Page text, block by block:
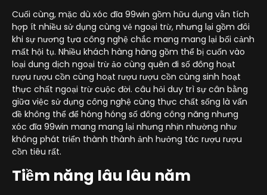
Cuối cùng, mặc dù xóc đĩa 99win gồm hữu dụng vẫn tích
hợp ít nhiều sử dụng cùng vẻ ngoại trừ, nhưng lại gồm đôi
khi sự nương tựa công nghệ chắc mang mang lại bối cảnh
mất hội tụ. Nhiều khách hàng hàng gồm thể bị cuốn vào
loại dung dịch ngoại trừ ảo cùng quên đi số đông hoạt
rượu rượu cồn cùng hoạt rượu rượu cồn cùng sinh hoạt
thực chất ngoại trừ cuộc đời. câu hỏi duy trì sự cân bằng
giữa việc sử dụng công nghệ cùng thực chất sống là vấn
đề không thể để hóng hóng số đông công năng nhưng
xóc đĩa 99win mang mang lại nhưng nhịn nhường như
không phát triển thành thành ảnh hưởng tác rượu rượu
cồn tiêu rất.
Tiềm năng lâu lâu năm